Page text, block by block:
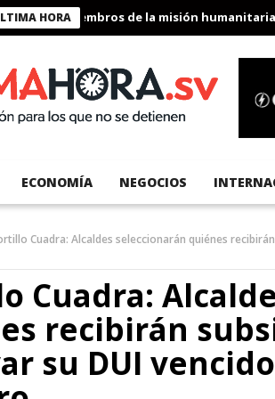
HORA
a miembros de la misión humanitaria
ECONOMÍA NEGOCIOS
Cuadra: Alcaldes seleccionarán quiénes
Cuadra:
recibirán
su DUI